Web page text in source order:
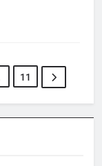
11